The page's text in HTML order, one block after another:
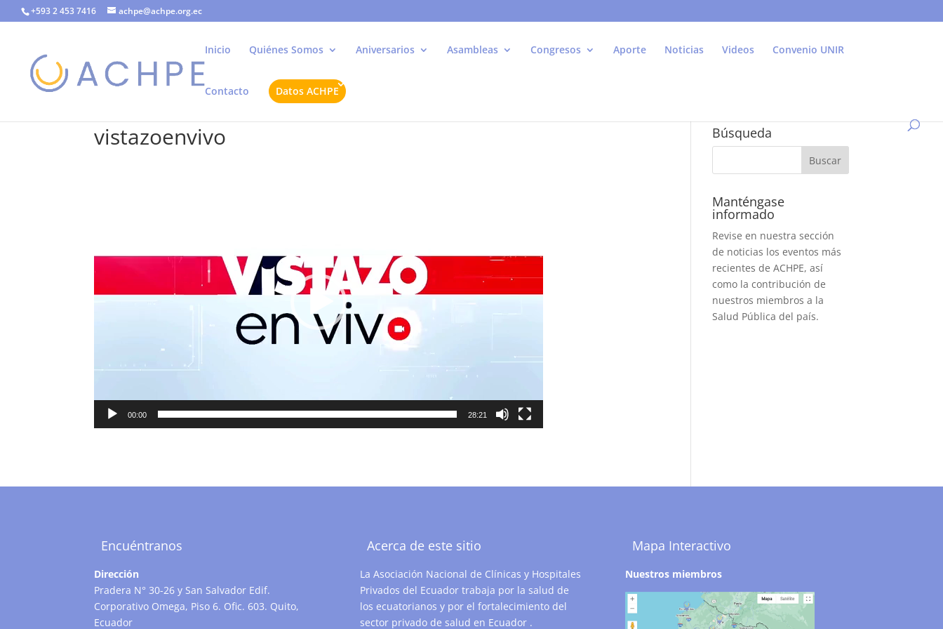
+593 2 453 7416 achpe@achpe.org.ec
Inicio Quiénes Somos Aniversarios Asambleas Congresos Aporte Noticias Videos Convenio UNIR
Contacto Datos ACHPE
vistazoenvivo
00:00 28:21
Búsqueda
Manténgase
informado
Revise en nuestra sección
de noticias los eventos más
recientes de ACHPE, así
como la contribución de
nuestros miembros a la
Salud Pública del país.
Encuéntranos
Dirección
Pradera N° 30-26 y San Salvador Edif.
Corporativo Omega, Piso 6. Ofic. 603. Quito,
Ecuador
Acerca de este sitio
La Asociación Nacional de Clínicas y Hospitales
Privados del Ecuador trabaja por la salud de
los ecuatorianos y por el fortalecimiento del
sector privado de salud en Ecuador .
Mapa Interactivo
Nuestros miembros